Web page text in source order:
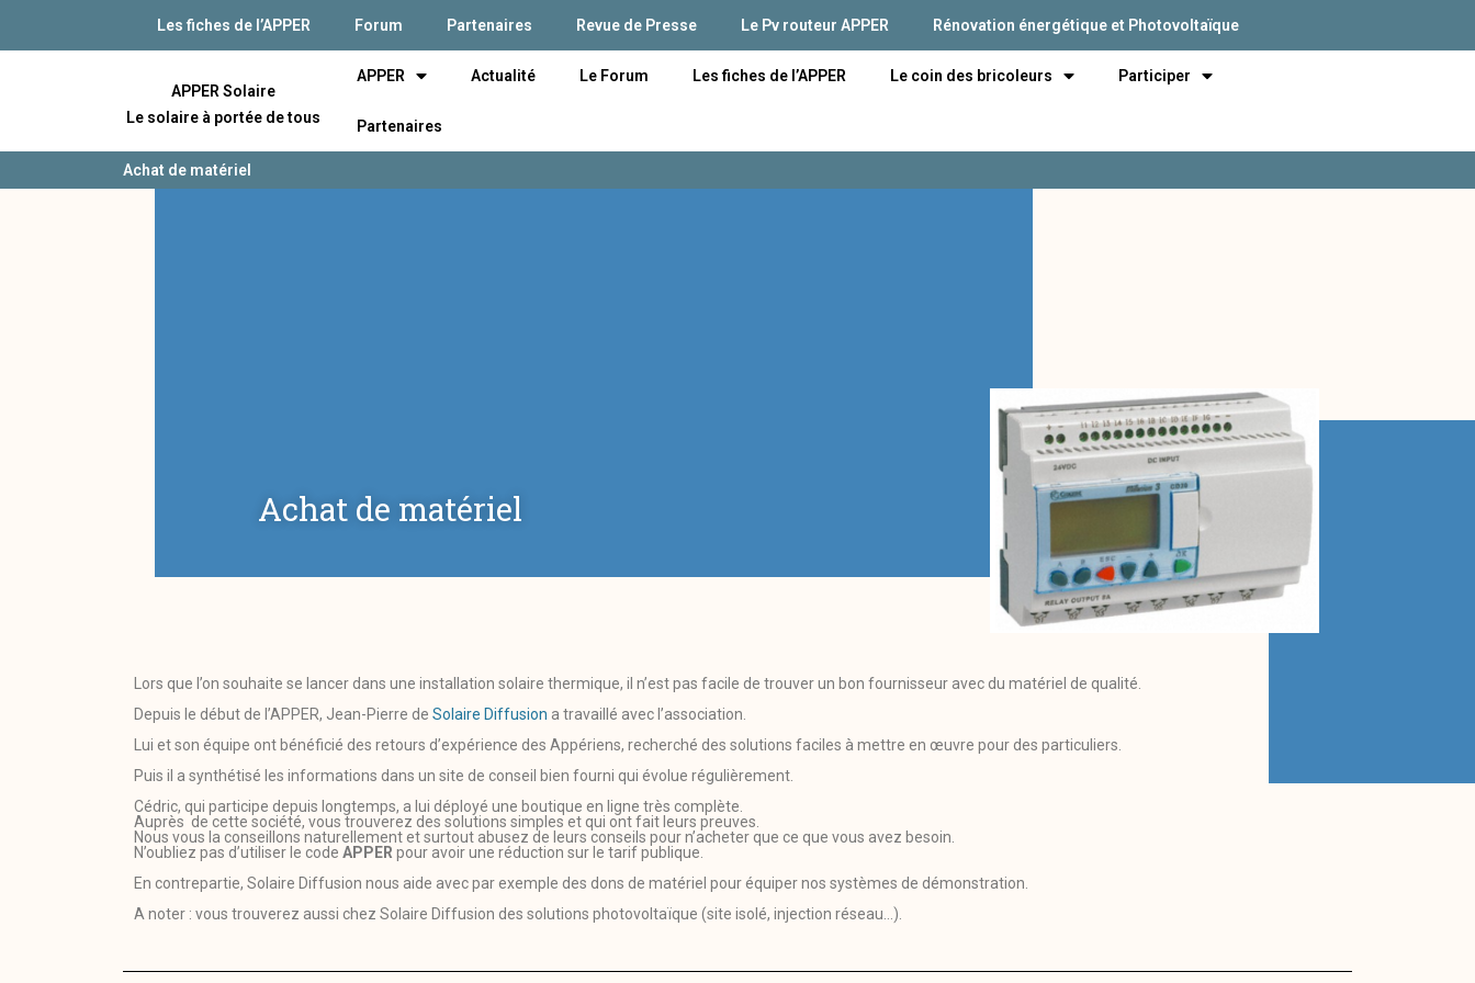
Les fiches de l’APPER Forum Partenaires Revue de Presse Le Pv routeur APPER Rénovation énergétique et Photovoltaïque
APPER Solaire
Le solaire à portée de tous
APPER Actualité Le Forum Les fiches de l’APPER Le coin des bricoleurs Participer
Partenaires
Achat de matériel
Achat de matériel
Lors que l’on souhaite se lancer dans une installation solaire thermique, il n’est pas facile de trouver un bon fournisseur avec du matériel de qualité.
Depuis le début de l’APPER, Jean-Pierre de Solaire Diffusion a travaillé avec l’association.
Lui et son équipe ont bénéficié des retours d’expérience des Appériens, recherché des solutions faciles à mettre en œuvre pour des particuliers.
Puis il a synthétisé les informations dans un site de conseil bien fourni qui évolue régulièrement.
Cédric, qui participe depuis longtemps, a lui déployé une boutique en ligne très complète.
Auprès de cette société, vous trouverez des solutions simples et qui ont fait leurs preuves.
Nous vous la conseillons naturellement et surtout abusez de leurs conseils pour n’acheter que ce que vous avez besoin.
N’oubliez pas d’utiliser le code APPER pour avoir une réduction sur le tarif publique.
En contrepartie, Solaire Diffusion nous aide avec par exemple des dons de matériel pour équiper nos systèmes de démonstration.
A noter : vous trouverez aussi chez Solaire Diffusion des solutions photovoltaïque (site isolé, injection réseau…).